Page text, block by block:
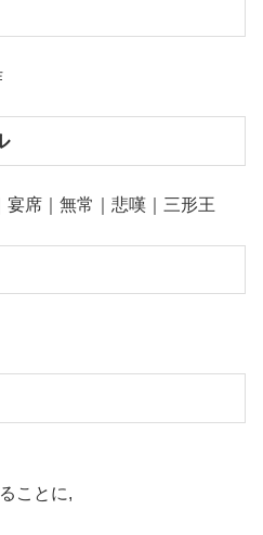
席｜無常｜悲嘆｜三形王
ことに,